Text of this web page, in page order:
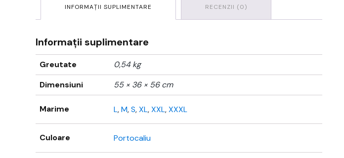
INFORMAȚII SUPLIMENTARE RECENZII (0)
Informații suplimentare
Greutate
0,54 kg
Dimensiuni
55 × 36 × 56 cm
Marime L,M,S,XL,XXL,XXXL
Culoare Portocaliu